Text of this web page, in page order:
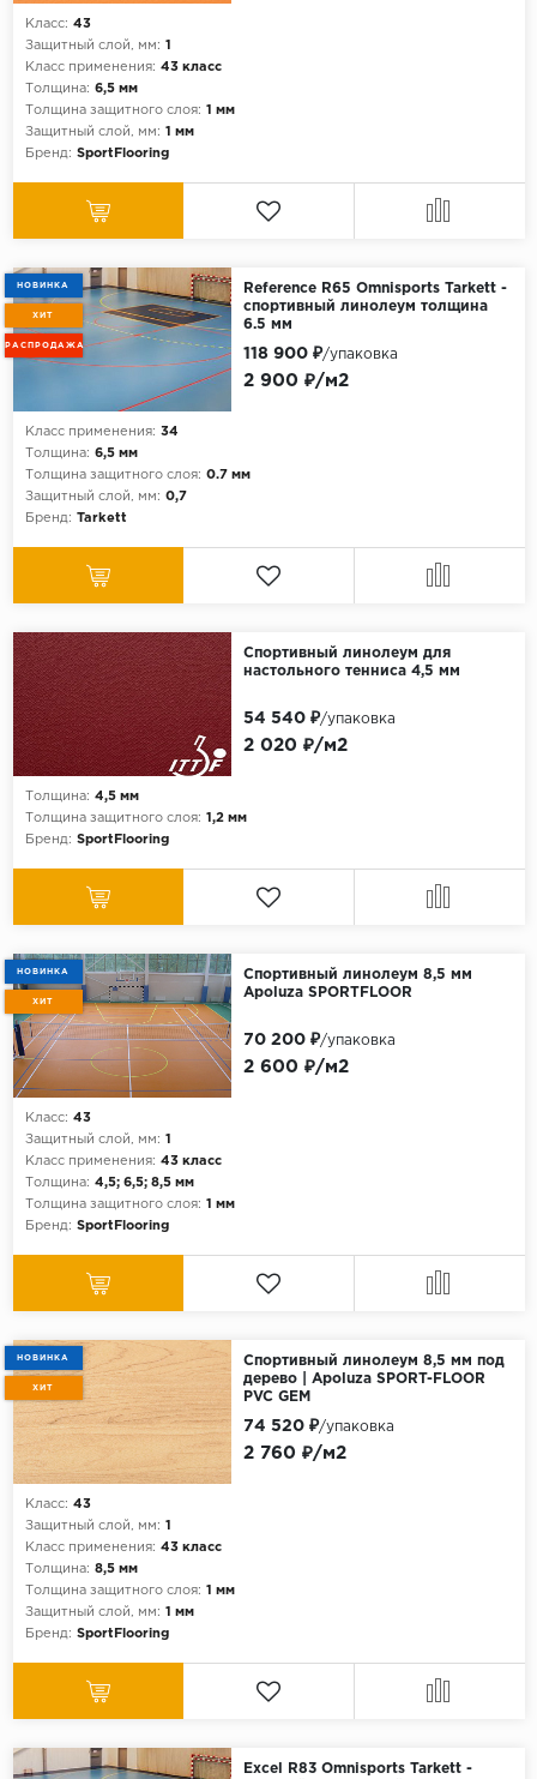
Класс: 43
Защитный слой, мм: 1
Класс применения: 43 класс
Толщина: 6,5 мм
Толщина защитного слоя: 1 мм
Защитный слой, мм: 1 мм
Бренд: SportFlooring
НОВИНКА
ХИТ
РАСПРОДАЖА
Reference R65 Omnisports Tarkett -
спортивный линолеум толщина
6.5 мм
Класс применения: 34
Толщина: 6,5 мм
Толщина защитного слоя: 0.7 мм
Защитный слой, мм: 0,7
Бренд: Tarkett
2 900 ₽/м2
118 900 ₽/упаковка
Спортивный линолеум для
настольного тенниса 4,5 мм
Толщина: 4,5 мм
Толщина защитного слоя: 1,2 мм
Бренд: SportFlooring
2 020 ₽/м2
54 540 ₽/упаковка
НОВИНКА
ХИТ
Спортивный линолеум 8,5 мм
Apoluza SPORTFLOOR
Класс: 43
Защитный слой, мм: 1
Класс применения: 43 класс
Толщина: 4,5; 6,5; 8,5 мм
Толщина защитного слоя: 1 мм
Бренд: SportFlooring
2 600 ₽/м2
70 200 ₽/упаковка
НОВИНКА
ХИТ
Спортивный линолеум 8,5 мм под
дерево | Apoluza SPORT-FLOOR
PVC GEM
Класс: 43
Защитный слой, мм: 1
Класс применения: 43 класс
Толщина: 8,5 мм
Толщина защитного слоя: 1 мм
Защитный слой, мм: 1 мм
Бренд: SportFlooring
2 760 ₽/м2
74 520 ₽/упаковка
Excel R83 Omnisports Tarkett -